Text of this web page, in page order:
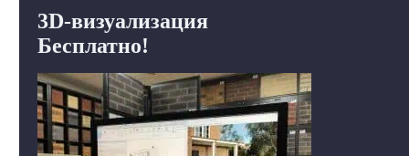
3D-визуализация
Бесплатно!